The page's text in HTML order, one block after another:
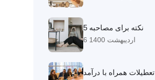
5 نکته برای مصاحبه
6 اردیبهشت 1400
تعطیلات همراه با درآمد